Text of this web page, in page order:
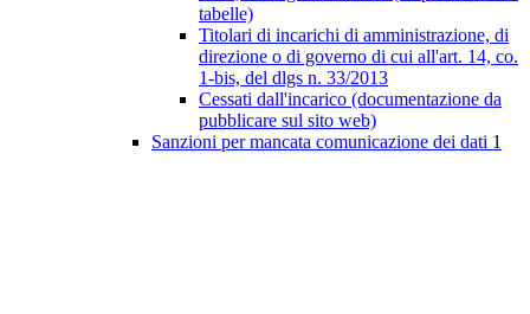
tabelle)
Titolari di incarichi di amministrazione, di
direzione o di governo di cui all'art. 14, co.
1-bis, del dlgs n. 33/2013
Cessati dall'incarico (documentazione da
pubblicare sul sito web)
Sanzioni per mancata comunicazione dei dati 1